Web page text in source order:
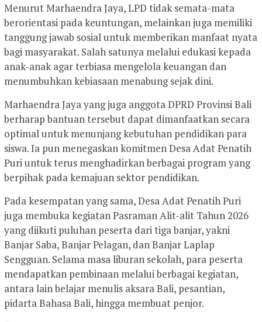
Menurut Marhaendra Jaya, LPD tidak semata-mata
berorientasi pada keuntungan, melainkan juga memiliki
tanggung jawab sosial untuk memberikan manfaat nyata
bagi masyarakat. Salah satunya melalui edukasi kepada
anak-anak agar terbiasa mengelola keuangan dan
menumbuhkan kebiasaan menabung sejak dini.
Marhaendra Jaya yang juga anggota DPRD Provinsi Bali
berharap bantuan tersebut dapat dimanfaatkan secara
optimal untuk menunjang kebutuhan pendidikan para
siswa. Ia pun menegaskan komitmen Desa Adat Penatih
Puri untuk terus menghadirkan berbagai program yang
berpihak pada kemajuan sektor pendidikan.
Pada kesempatan yang sama, Desa Adat Penatih Puri
juga membuka kegiatan Pasraman Alit-alit Tahun 2026
yang diikuti puluhan peserta dari tiga banjar, yakni
Banjar Saba, Banjar Pelagan, dan Banjar Laplap
Sengguan. Selama masa liburan sekolah, para peserta
mendapatkan pembinaan melalui berbagai kegiatan,
antara lain belajar menulis aksara Bali, pesantian,
pidarta Bahasa Bali, hingga membuat penjor.